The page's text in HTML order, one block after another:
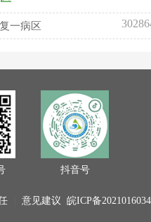
一病区
分院病区
室 抖音号
意见建议 皖ICP备